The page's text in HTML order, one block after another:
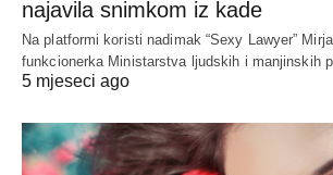
najavila snimkom iz kade
Na platformi koristi nadimak “Sexy Lawyer”
funkcionerka Ministarstva ljudskih i manjinskih
5 mjeseci ago